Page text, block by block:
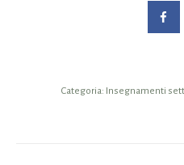
Categoria: Insegnamenti